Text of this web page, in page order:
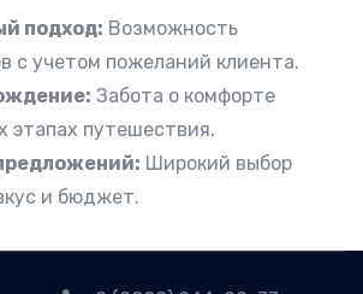
подход: Возможность
с учетом пожеланий клиента.
Забота о комфорте
этапах путешествия.
Широкий выбор
и бюджет.